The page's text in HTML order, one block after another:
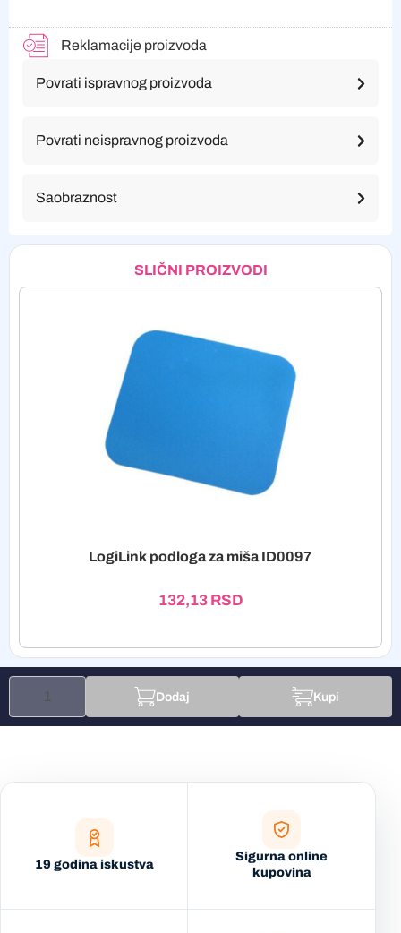
Reklamacije proizvoda
Povrati ispravnog proizvoda
Povrati neispravnog proizvoda
Saobraznost
SLIČNI PROIZVODI
LogiLink podloga za miša ID0097
132,13 RSD
Dodaj Kupi
19 godina iskustva
Sigurna online
kupovina